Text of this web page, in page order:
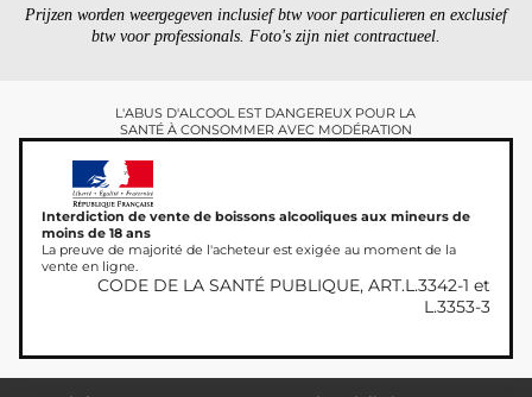
Prijzen worden weergegeven inclusief btw voor particulieren en exclusief
btw voor professionals. Foto's zijn niet contractueel.
L'ABUS D'ALCOOL EST DANGEREUX POUR LA
SANTÉ À CONSOMMER AVEC MODÉRATION
Interdiction de vente de boissons alcooliques aux mineurs de
moins de 18 ans
La preuve de majorité de l'acheteur est exigée au moment de la
vente en ligne.
CODE DE LA SANTÉ PUBLIQUE, ART.L.3342-1 et
L.3353-3